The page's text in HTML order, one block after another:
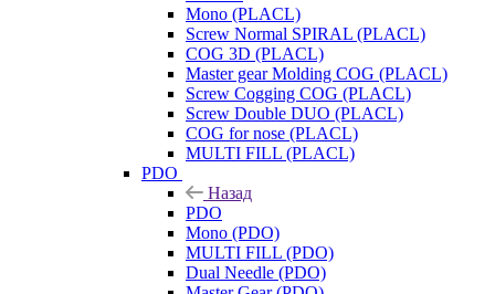
Mono (PLACL)
Screw Normal SPIRAL (PLACL)
COG 3D (PLACL)
Master gear Molding COG (PLACL)
Screw Cogging COG (PLACL)
Screw Double DUO (PLACL)
COG for nose (PLACL)
MULTI FILL (PLACL)
PDO
Назад
PDO
Mono (PDO)
MULTI FILL (PDO)
Dual Needle (PDO)